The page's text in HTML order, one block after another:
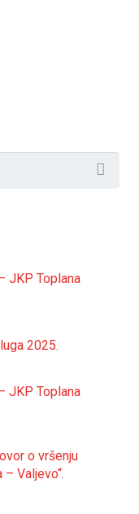
JKP Toplana
2025.
JKP Toplana
o vršenju
Valjevo“.